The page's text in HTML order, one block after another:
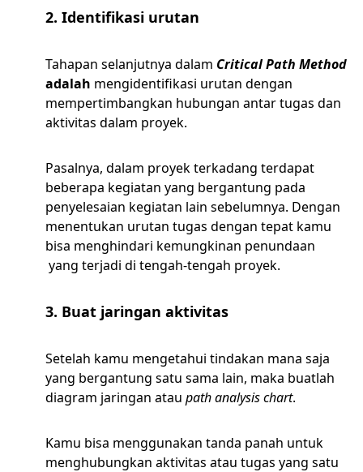
2. Identifikasi urutan
Tahapan selanjutnya dalam Critical Path Method
adalah mengidentifikasi urutan dengan
mempertimbangkan hubungan antar tugas dan
aktivitas dalam proyek.
Pasalnya, dalam proyek terkadang terdapat
beberapa kegiatan yang bergantung pada
penyelesaian kegiatan lain sebelumnya. Dengan
menentukan urutan tugas dengan tepat kamu
bisa menghindari kemungkinan penundaan
yang terjadi di tengah-tengah proyek.
3. Buat jaringan aktivitas
Setelah kamu mengetahui tindakan mana saja
yang bergantung satu sama lain, maka buatlah
diagram jaringan atau path analysis chart.
Kamu bisa menggunakan tanda panah untuk
menghubungkan aktivitas atau tugas yang satu